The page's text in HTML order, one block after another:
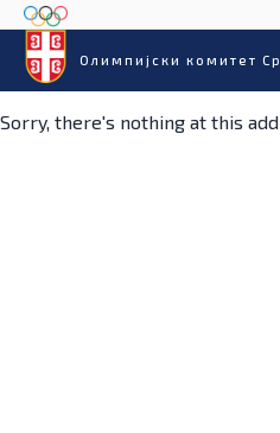
Олимпијски комитет
Sorry, there's nothing at this